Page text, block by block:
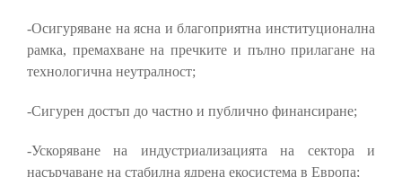
-Осигуряване на ясна и благоприятна институционална
рамка, премахване на пречките и пълно прилагане на
технологична неутралност;
-Сигурен достъп до частно и публично финансиране;
-Ускоряване на индустриализацията на сектора и
насърчаване на стабилна ядрена екосистема в Европа;